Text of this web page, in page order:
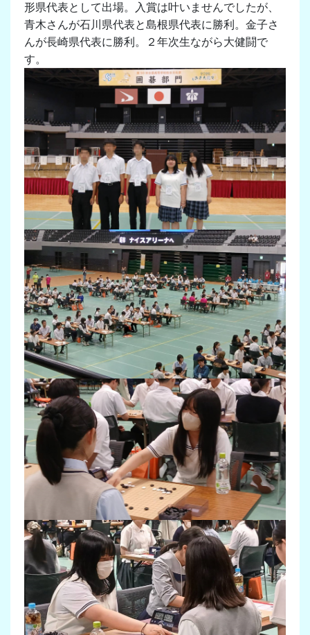
形県代表として出場。入賞は叶いませんでしたが、
青木さんが石川県代表と島根県代表に勝利。金子さ
んが長崎県代表に勝利。２年次生ながら大健闘で
す。